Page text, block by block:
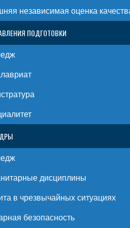
независимая оценка
ПОДГОТОВКИ
дисциплины
в чрезвычайных ситуациях
безопасность